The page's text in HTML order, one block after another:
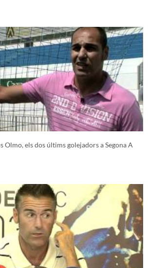
Olmo, els dos últims golejadors a Segona A